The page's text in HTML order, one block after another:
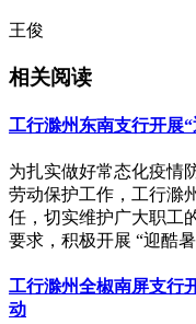
王俊
相关阅读
工行滁州东南支行开展
为扎实做好常态化疫情
劳动保护工作，工行滁
任，切实维护广大职工
要求，积极开展 “迎酷
工行滁州全椒南屏支行
动